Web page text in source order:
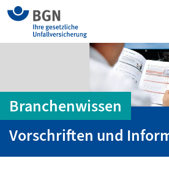
Branchenwissen
Vorschriften und